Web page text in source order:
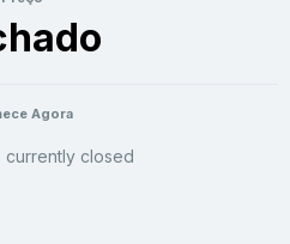
Agora
currently closed